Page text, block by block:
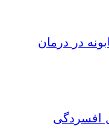
در درمان
افسردگی